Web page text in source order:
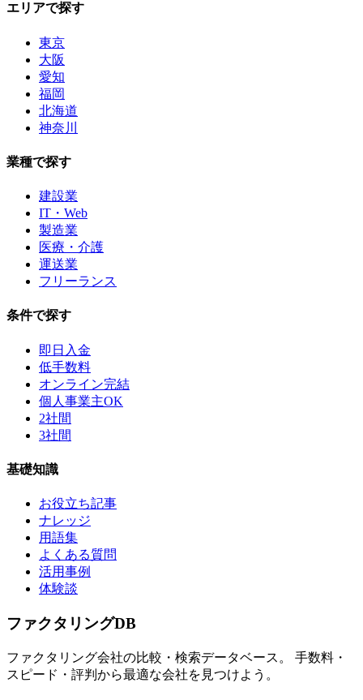
エリアで探す
東京
大阪
愛知
福岡
北海道
神奈川
業種で探す
建設業
IT・Web
製造業
医療・介護
運送業
フリーランス
条件で探す
即日入金
低手数料
オンライン完結
個人事業主OK
2社間
3社間
基礎知識
お役立ち記事
ナレッジ
用語集
よくある質問
活用事例
体験談
ファクタリングDB
ファクタリング会社の比較・検索データベース。 手数料・
スピード・評判から最適な会社を見つけよう。